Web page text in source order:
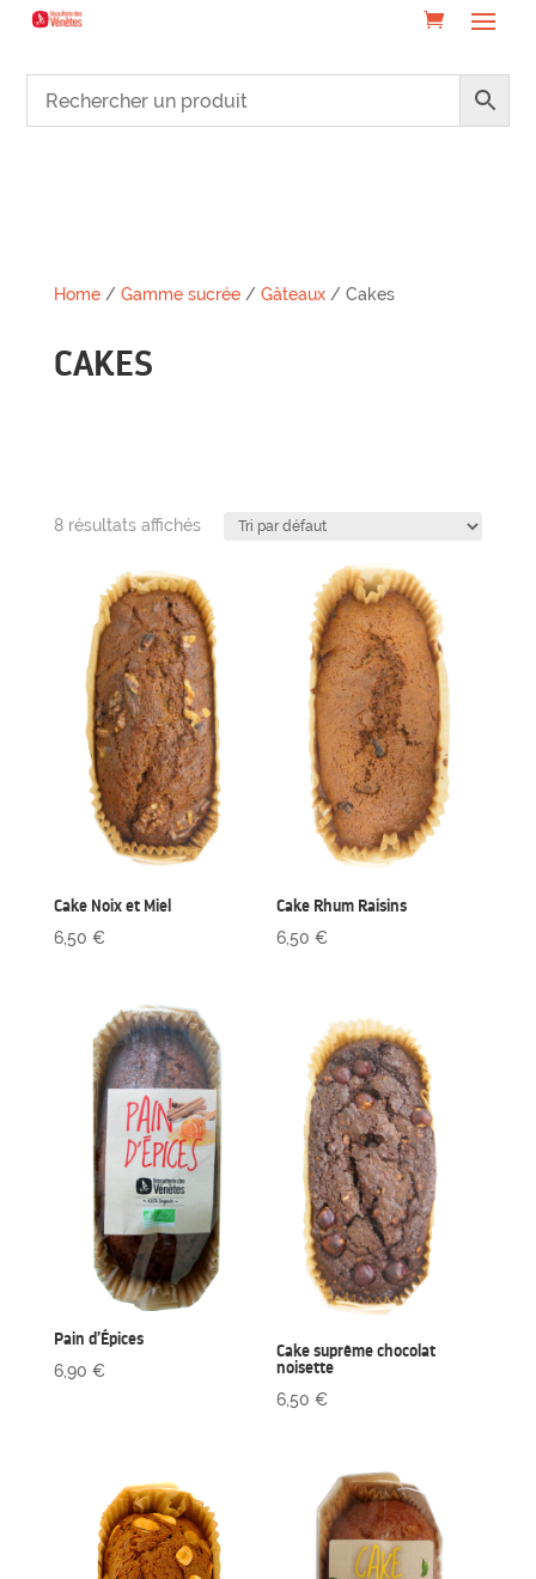
Home/ Gamme sucrée/ Gâteaux/ Cakes
CAKES
8 résultats affichés
Cake Noix et Miel
6,50 €
Cake Rhum Raisins
6,50€
Pain d’Épices
6,90 €
Cake suprême chocolat
noisette
6,50€